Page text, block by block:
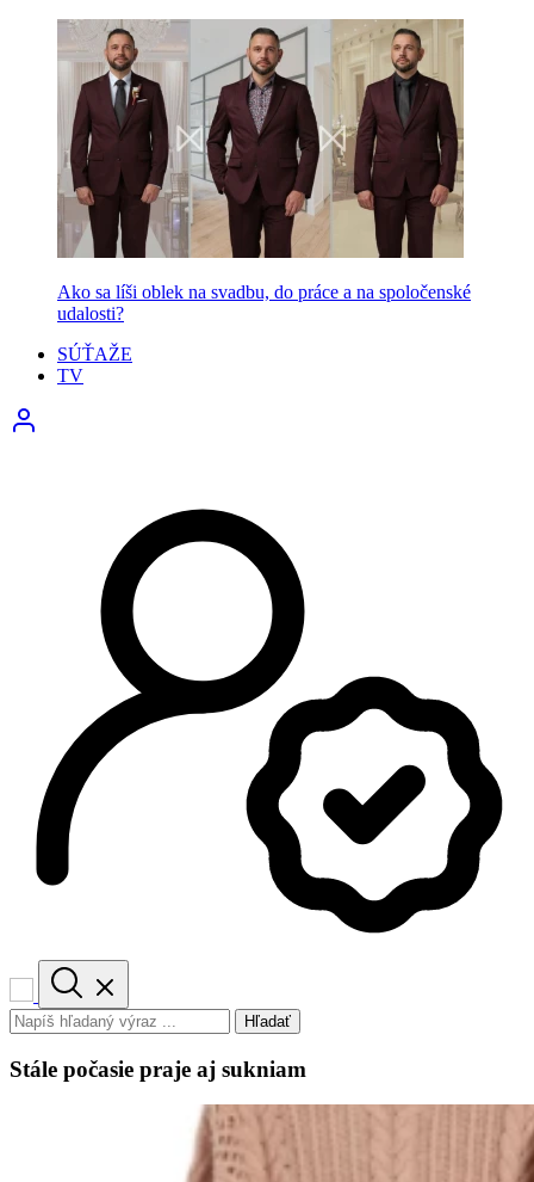
Ako sa líši oblek na svadbu, do práce a na spoločenské
udalosti?
SÚŤAŽE
TV
Hľadať
Stále počasie praje aj sukniam